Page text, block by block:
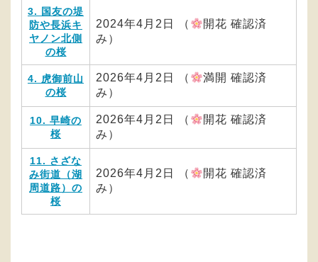
3. 国友の堤
防や長浜キ
ヤノン北側
の桜
2024年4月2日 （
開花 確認済
み）
4. 虎御前山
の桜
2026年4月2日 （
満開 確認済
み）
10. 早崎の
桜
2026年4月2日 （
開花 確認済
み）
11. さざな
み街道（湖
周道路）の
桜
2026年4月2日 （
開花 確認済
み）